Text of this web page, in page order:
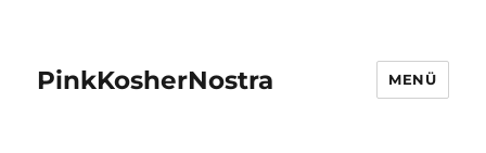
PinkKosherNostra MENÜ